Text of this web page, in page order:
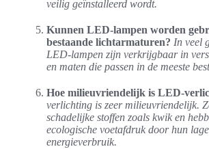
veilig geïnstalleerd wordt.
Kunnen LED-lampen worden
bestaande lichtarmaturen? In veel
LED-lampen zijn verkrijgbaar in
en maten die passen in de meeste
Hoe milieuvriendelijk is LED-
verlichting is zeer milieuvriendelijk.
schadelijke stoffen zoals kwik en
ecologische voetafdruk door hun
energieverbruik.